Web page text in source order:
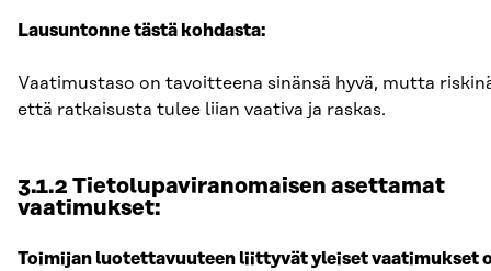
Lausuntonne tästä kohdasta:
Vaatimustaso on tavoitteena sinänsä hyvä, mutta
että ratkaisusta tulee liian vaativa ja raskas.
3.1.2 Tietolupaviranomaisen asettamat
vaatimukset:
Toimijan luotettavuuteen liittyvät yleiset vaatimukset